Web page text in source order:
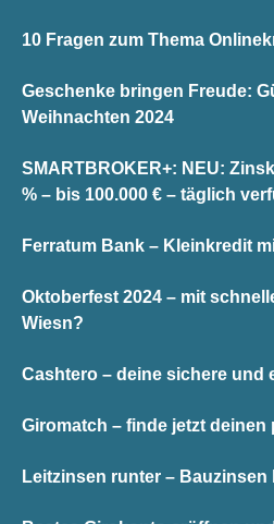
10 Fragen zum Thema
Geschenke bringen Freude:
Weihnachten 2024
SMARTBROKER+: NEU:
% – bis 100.000 € – täglich
Ferratum Bank – Kleinkredit
Oktoberfest 2024 – mit
Wiesn?
Cashtero – deine sichere und
Giromatch – finde jetzt
Leitzinsen runter – Bauzinsen